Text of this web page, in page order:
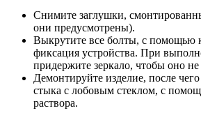
Снимите заглушки,
они предусмотрены).
Выкрутите все болты, с помощью
фиксация устройства. При
придержите зеркало, чтобы оно не
Демонтируйте изделие, после
стыка с лобовым стеклом, с
раствора.